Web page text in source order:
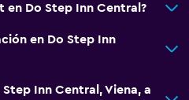
en Do Step Inn Central?
en Do Step Inn
Inn Central, Viena, a